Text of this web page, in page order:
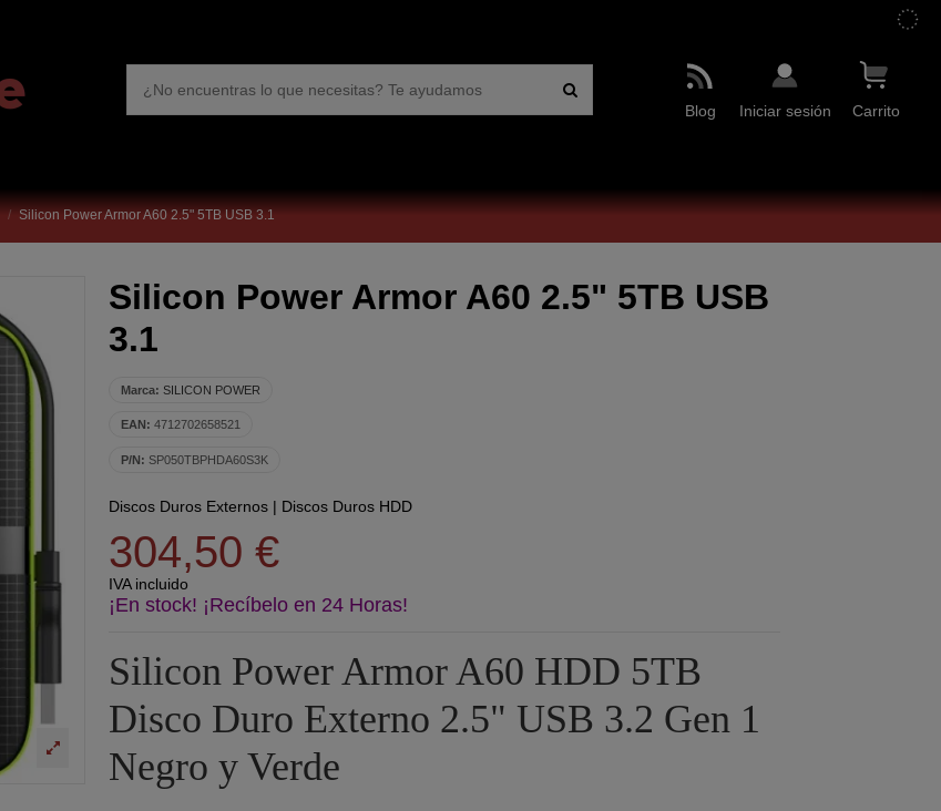
Blog Iniciar sesión Carrito
Silicon Power Armor A60 2.5" 5TB USB 3.1
Silicon Power Armor A60 2.5" 5TB USB
3.1
Marca: SILICON POWER
EAN: 4712702658521
P/N: SP050TBPHDA60S3K
Discos Duros Externos| Discos Duros HDD
304,50 €
IVA incluido
¡En stock! ¡Recíbelo en 24 Horas!
Silicon Power Armor A60 HDD 5TB
Disco Duro Externo 2.5" USB 3.2 Gen 1
Negro y Verde